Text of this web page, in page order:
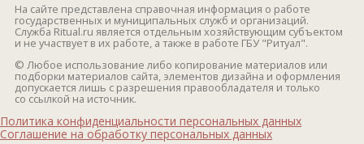
На сайте представлена справочная информация о работе
государственных и муниципальных служб и организаций.
Служба Ritual.ru является отдельным хозяйствующим субъектом
и не участвует в их работе, а также в работе ГБУ "Ритуал".
© Любое использование либо копирование материалов или
подборки материалов сайта, элементов дизайна и оформления
допускается лишь с разрешения правообладателя и только
со ссылкой на источник.
Политика конфиденциальности персональных данных
Соглашение на обработку персональных данных